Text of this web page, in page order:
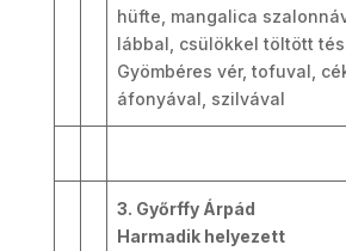
hüfte, mangalica
lábbal, csülökkel töltött
Gyömbéres vér, tofuval,
áfonyával, szilvával
3. Győrffy Árpád
Harmadik helyezett